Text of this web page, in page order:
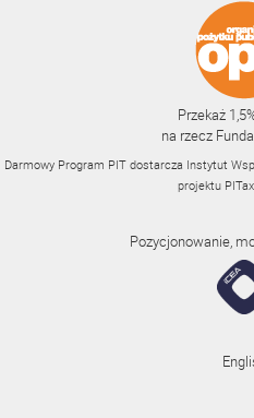
Przekaż
na rzecz
Darmowy Program PIT dostarcza Instytut
projektu
Pozycjonowanie,